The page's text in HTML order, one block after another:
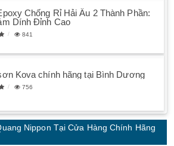
Chống Rỉ Hải Âu 2 Thành Phần:
Dính Đỉnh Cao
841
Kova chính hãng tại Bình Dương
756
Nippon Tại Cửa Hàng Chính Hãng